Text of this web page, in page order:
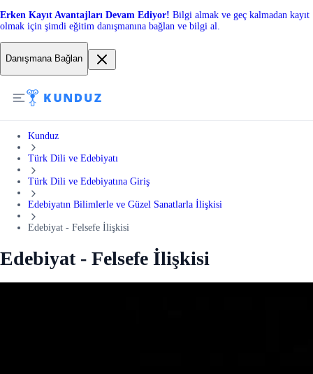
Erken Kayıt Avantajları Devam Ediyor! Bilgi almak ve geç kalmadan kayıt
olmak için şimdi eğitim danışmanına bağlan ve bilgi al.
Danışmana Bağlan
Kunduz
Türk Dili ve Edebiyatı
Türk Dili ve Edebiyatına Giriş
Edebiyatın Bilimlerle ve Güzel Sanatlarla İlişkisi
Edebiyat - Felsefe İlişkisi
Edebiyat - Felsefe İlişkisi